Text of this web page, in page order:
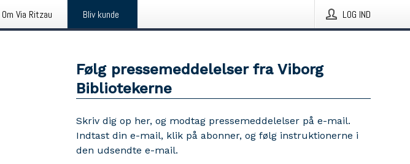
Om Via Ritzau Bliv kunde LOG IND
Følg pressemeddelelser fra Viborg
Bibliotekerne
Skriv dig op her, og modtag pressemeddelelser på e-mail.
Indtast din e-mail, klik på abonner, og følg instruktionerne i
den udsendte e-mail.